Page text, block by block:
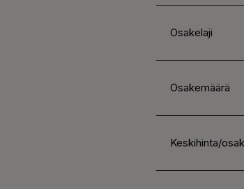
Osakelaji
Osakemäärä
Keskihinta/